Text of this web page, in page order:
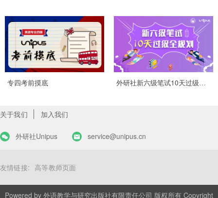
专四考前摸底 外研社新六级笔试10天过级全规划
关于我们 加入我们
外研社Unipus service@unipus.cn
友情链接: 高等教师页面
Powered by 外语教学与研究出版社有限责任公司 版权所有 Copyright